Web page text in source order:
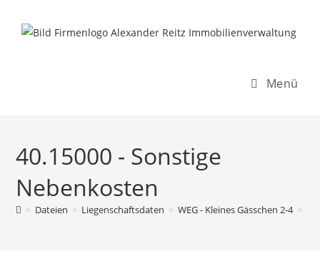
Inhalt
Menü
40.15000 - Sonstige
Nebenkosten
> Dateien > Liegenschaftsdaten > WEG - Kleines Gässchen 2-4 >